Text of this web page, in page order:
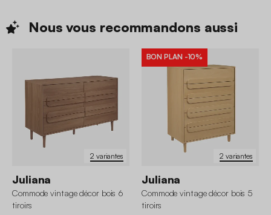
Nous vous recommandons aussi
2 variantes
Juliana
Commode vintage décor bois 6
tiroirs
2 variantes
BON PLAN -10%
Juliana
Commode vintage décor bois 5
tiroirs